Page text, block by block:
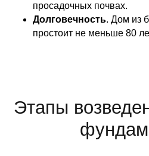
просадочных почвах.
Долговечность. Дом из
простоит не меньше 80
Этапы